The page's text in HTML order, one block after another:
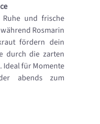
Ruhe und frische
Rosmarin
fördern dein
durch die zarten
Ideal für Momente
abends zum